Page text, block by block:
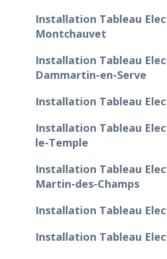
Installation Tableau
Montchauvet
Installation Tableau
Dammartin-en-Serve
Installation Tableau
Installation Tableau
le-Temple
Installation Tableau
Martin-des-Champs
Installation Tableau
Installation Tableau